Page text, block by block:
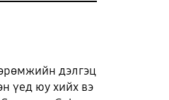
дэлгэц
үед юу хийх вэ